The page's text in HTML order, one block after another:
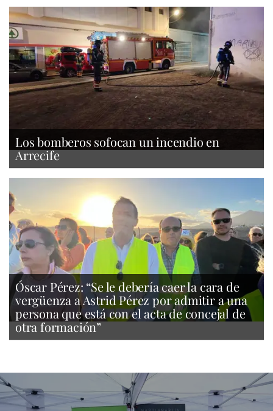
Los bomberos sofocan un incendio en
Arrecife
Óscar Pérez: “Se le debería caer la cara de
vergüenza a Astrid Pérez por admitir a una
persona que está con el acta de concejal de
otra formación”